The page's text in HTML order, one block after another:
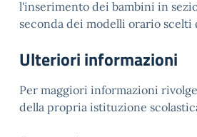
l'inserimento dei bambini in
seconda dei modelli orario scelti
Ulteriori informazioni
Per maggiori informazioni
della propria istituzione